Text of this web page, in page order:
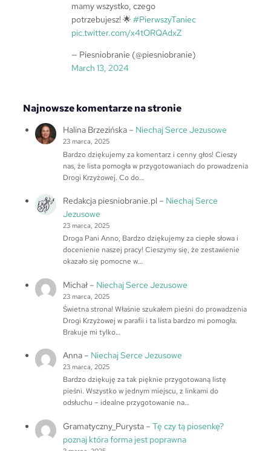
mamy wszystko, czego
potrzebujesz! 🌟 #PierwszyTaniec
pic.twitter.com/x4tORQAdxZ
— Piesniobranie (@piesniobranie)
March 13, 2024
Najnowsze komentarze na stronie
Halina Brzezińska– Niechaj Serce Jezusowe
23 marca, 2025
Bardzo dziękujemy za komentarz i cenny głos! Cieszy
nas, że lista pomogła w przygotowaniach do prowadzenia
Drogi Krzyżowej. Co do…
Redakcja piesniobranie.pl – Niechaj Serce
Jezusowe
23 marca, 2025
Droga Pani Anno, Bardzo dziękujemy za ciepłe słowa i
docenienie naszej pracy! Cieszymy się, że zestawienie
okazało się pomocne w…
Michał– Niechaj Serce Jezusowe
23 marca, 2025
Świetna strona! Właśnie szukałem pieśni do prowadzenia
Drogi Krzyżowej w parafii i ta lista bardzo mi pomogła.
Brakuje mi tylko…
Anna– Niechaj Serce Jezusowe
23 marca, 2025
Bardzo dziękuję za tak pięknie przygotowaną listę
pieśni. Wszystko w jednym miejscu, z linkami do
odsłuchu – idealne przygotowanie na…
Gramatyczny_Purysta– Tę czy tą piosenkę?
poznaj która forma jest poprawna